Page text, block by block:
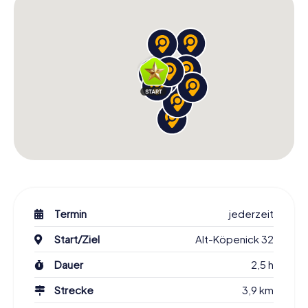
Termin
jederzeit
Start/Ziel
Alt-Köpenick 32
Dauer
2,5 h
Strecke
3,9 km